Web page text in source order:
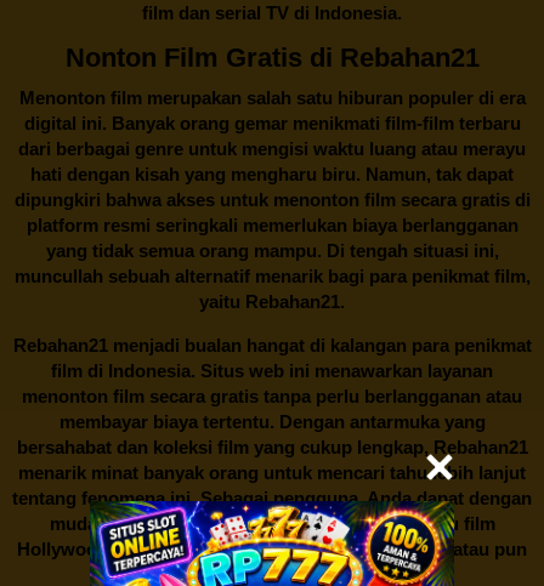
film dan serial TV di Indonesia.
Nonton Film Gratis di Rebahan21
Menonton film merupakan salah satu hiburan populer di era
digital ini. Banyak orang gemar menikmati film-film terbaru
dari berbagai genre untuk mengisi waktu luang atau merayu
hati dengan kisah yang mengharu biru. Namun, tak dapat
dipungkiri bahwa akses untuk menonton film secara gratis di
platform resmi seringkali memerlukan biaya berlangganan
yang tidak semua orang mampu. Di tengah situasi ini,
muncullah sebuah alternatif menarik bagi para penikmat film,
yaitu Rebahan21.
Rebahan21menjadi bualan hangat di kalangan para penikmat
film di Indonesia. Situs web ini menawarkan layanan
menonton film secara gratis tanpa perlu berlangganan atau
membayar biaya tertentu. Dengan antarmuka yang
bersahabat dan koleksi film yang cukup lengkap, Rebahan21
menarik minat banyak orang untuk mencari tahu lebih lanjut
tentang fenomena ini. Sebagai pengguna, Anda dapat dengan
mudah mencari film yang ingin ditonton, baik itu film
Hollywood terbaru, drama Korea yang sedang hits, atau pun
produksi film lokal dengan kualitas terbaik.